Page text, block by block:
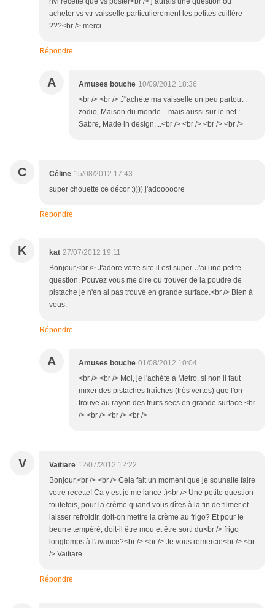
acheter vs vtr vaisselle particulierement les petites cuillère
???<br /> merci
Répondre
A Amuses bouche 10/09/2012 18:36
<br /> <br /> J"achète ma vaisselle un peu partout :
zodio, Maison du monde....mais aussi sur le net :
Sabre, Made in design....<br /> <br /> <br /> <br />
C Céline 15/08/2012 17:43
super chouette ce décor :)))) j'adooooore
Répondre
K kat 27/07/2012 19:11
Bonjour,<br /> J'adore votre site il est super. J'ai une petite
question. Pouvez vous me dire ou trouver de la poudre de
pistache je n'en ai pas trouvé en grande surface.<br /> Bien à
vous.
Répondre
A Amuses bouche 01/08/2012 10:04
<br /> <br /> Moi, je l'achète à Metro, si non il faut
mixer des pistaches fraîches (très vertes) que l'on
trouve au rayon des fruits secs en grande surface.<br
/> <br /> <br /> <br />
V Vaitiare 12/07/2012 12:22
Bonjour,<br /> <br /> Cela fait un moment que je souhaite faire
votre recette! Ca y est je me lance :)<br /> Une petite question
toutefois, pour la crème quand vous dîtes à la fin de filmer et
laisser refroidir, doit-on mettre la crème au frigo? Et pour le
beurre tempéré, doit-il être mou et être sorti du<br /> frigo
longtemps à l'avance?<br /> <br /> Je vous remercie<br /> <br
/> Vaitiare
Répondre